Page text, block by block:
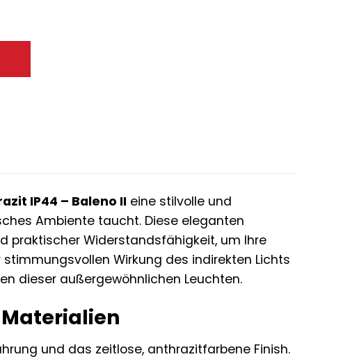
€.
IP44 – Baleno II eine stilvolle und
Ambiente taucht. Diese eleganten
praktischer Widerstandsfähigkeit, um Ihre
Wirkung des indirekten Lichts
dieser außergewöhnlichen Leuchten.
und das zeitlose, anthrazitfarbene Finish.